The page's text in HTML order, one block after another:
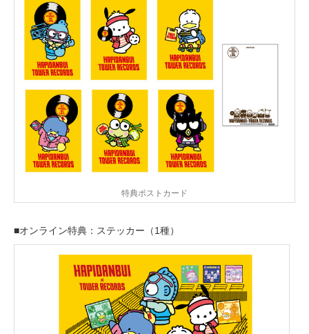
特典ポストカード
■オンライン特典：ステッカー（1種）